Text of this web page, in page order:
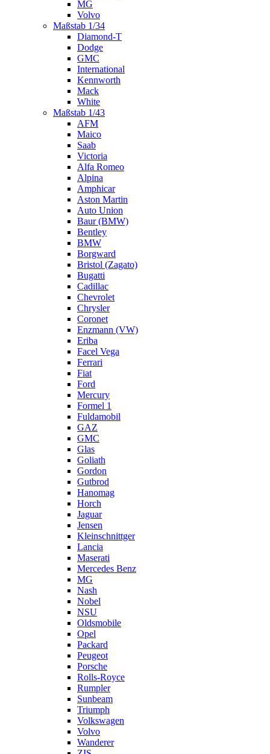
MG
Volvo
Maßstab 1/34
Diamond-T
Dodge
GMC
International
Kennworth
Mack
White
Maßstab 1/43
AFM
Maico
Saab
Victoria
Alfa Romeo
Alpina
Amphicar
Aston Martin
Auto Union
Baur (BMW)
Bentley
BMW
Borgward
Bristol (Zagato)
Bugatti
Cadillac
Chevrolet
Chrysler
Coronet
Enzmann (VW)
Eriba
Facel Vega
Ferrari
Fiat
Ford
Mercury
Formel 1
Fuldamobil
GAZ
GMC
Glas
Goliath
Gordon
Gutbrod
Hanomag
Horch
Jaguar
Jensen
Kleinschnittger
Lancia
Maserati
Mercedes Benz
MG
Nash
Nobel
NSU
Oldsmobile
Opel
Packard
Peugeot
Porsche
Rolls-Royce
Rumpler
Sunbeam
Triumph
Volkswagen
Volvo
Wanderer